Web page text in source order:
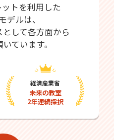
トを利用した
デルは、
して各方面から
ています。
経済産業省
未来の教室
2年連続採択